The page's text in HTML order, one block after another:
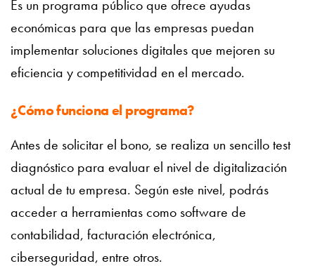
Es un programa público que ofrece ayudas
económicas para que las empresas puedan
implementar soluciones digitales que mejoren su
eficiencia y competitividad en el mercado.
¿Cómo funciona el programa?
Antes de solicitar el bono, se realiza un sencillo test
diagnóstico para evaluar el nivel de digitalización
actual de tu empresa. Según este nivel, podrás
acceder a herramientas como software de
contabilidad, facturación electrónica,
ciberseguridad, entre otros.